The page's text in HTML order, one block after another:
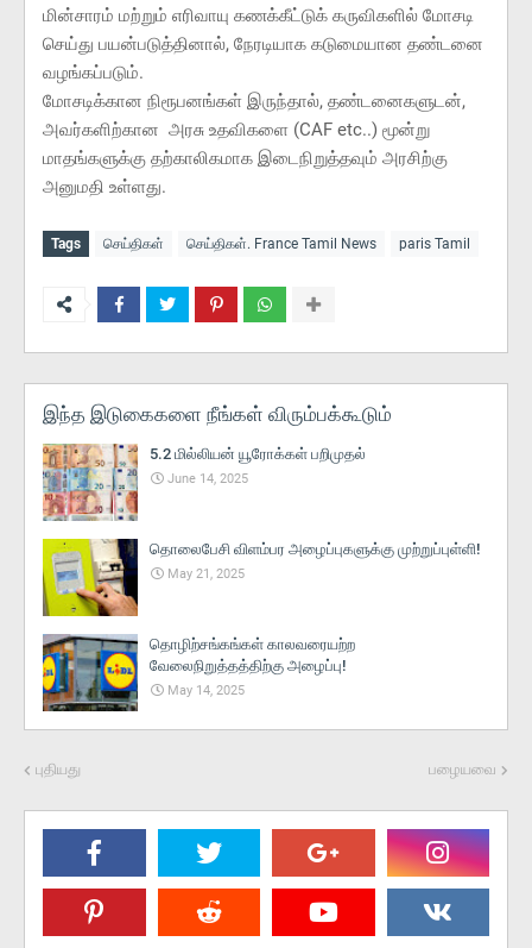
மின்சாரம் மற்றும் எரிவாயு கணக்கீட்டுக் கருவிகளில் மோசடி
செய்து பயன்படுத்தினால், நேரடியாக கடுமையான தண்டனை
வழங்கப்படும்.
மோசடிக்கான நிரூபனங்கள் இருந்தால், தண்டனைகளுடன்,
அவர்களிற்கான அரசு உதவிகளை (CAF etc..) மூன்று
மாதங்களுக்கு தற்காலிகமாக இடைநிறுத்தவும் அரசிற்கு
அனுமதி உள்ளது.
Tags செய்திகள் செய்திகள். France Tamil News paris Tamil
இந்த இடுகைகளை நீங்கள் விரும்பக்கூடும்
5.2 மில்லியன் யூரோக்கள் பறிமுதல்
June 14, 2025
தொலைபேசி விளம்பர அழைப்புகளுக்கு முற்றுப்புள்ளி!
May 21, 2025
தொழிற்சங்கங்கள் காலவரையற்ற
வேலைநிறுத்தத்திற்கு அழைப்பு!
May 14, 2025
புதியது பழையவை